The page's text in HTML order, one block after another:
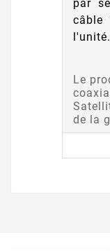
par
câble
Le
de la